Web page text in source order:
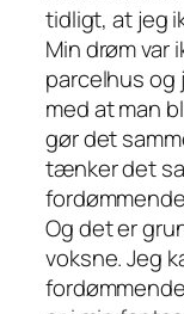
tidligt, at jeg
Min drøm var
parcelhus og
med at man
gør det
tænker det
Og det er
voksne. Jeg